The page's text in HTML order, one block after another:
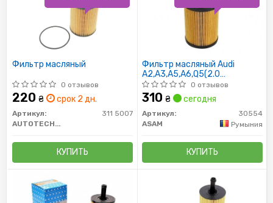
Фильтр масляный
0 отзывов
220 ₴ срок 2 дн.
Артикул:
311 5007
AUTOTECHTEILE
КУПИТЬ
Фильтр масляный Audi
A2,A3,A5,A6,Q5(2.0
TDI)/Mitsubishi Outlender II,
Lancer VIII (2.0 DI-D)/Skoda
Fabia,Octavia (30554) Asam
0 отзывов
310 ₴ сегодня
Артикул:
30554
ASAM
Румыния
КУПИТЬ